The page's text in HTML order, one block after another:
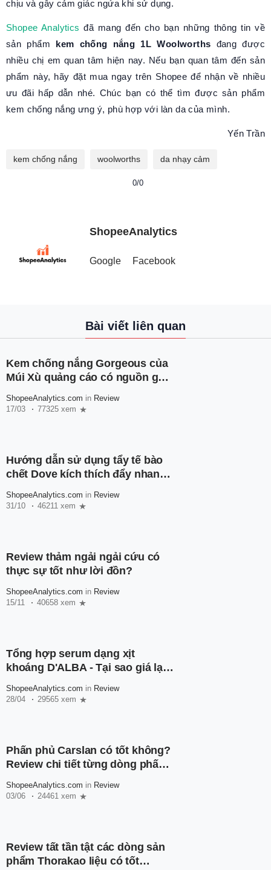
chịu và gây cảm giác ngứa khi sử dụng.
Shopee Analytics đã mang đến cho bạn những thông tin về
sản phẩm kem chống nắng 1L Woolworths đang được
nhiều chị em quan tâm hiện nay. Nếu bạn quan tâm đến sản
phẩm này, hãy đặt mua ngay trên Shopee để nhận về nhiều
ưu đãi hấp dẫn nhé. Chúc bạn có thể tìm được sản phẩm
kem chống nắng ưng ý, phù hợp với làn da của mình.
Yến Trần
kem chống nắng woolworths da nhạy cảm
0/0
ShopeeAnalytics
Google Facebook
Bài viết liên quan
Kem chống nắng Gorgeous của
Múi Xù quảng cáo có nguồn gốc
ShopeeAnalytics.com in Review
17/03
77325 xem
Hướng dẫn sử dụng tẩy tế bào
chết Dove kích thích đẩy nhanh
ShopeeAnalytics.com in Review
31/10
46211 xem
Review thảm ngải ngải cứu có
thực sự tốt như lời đồn?
ShopeeAnalytics.com in Review
15/11
40658 xem
Tổng hợp serum dạng xịt
khoáng D'ALBA - Tại sao giá lại
ShopeeAnalytics.com in Review
28/04
29565 xem
Phấn phủ Carslan có tốt không?
Review chi tiết từng dòng phấn
ShopeeAnalytics.com in Review
03/06
24461 xem
Review tất tần tật các dòng sản
phẩm Thorakao liệu có tốt